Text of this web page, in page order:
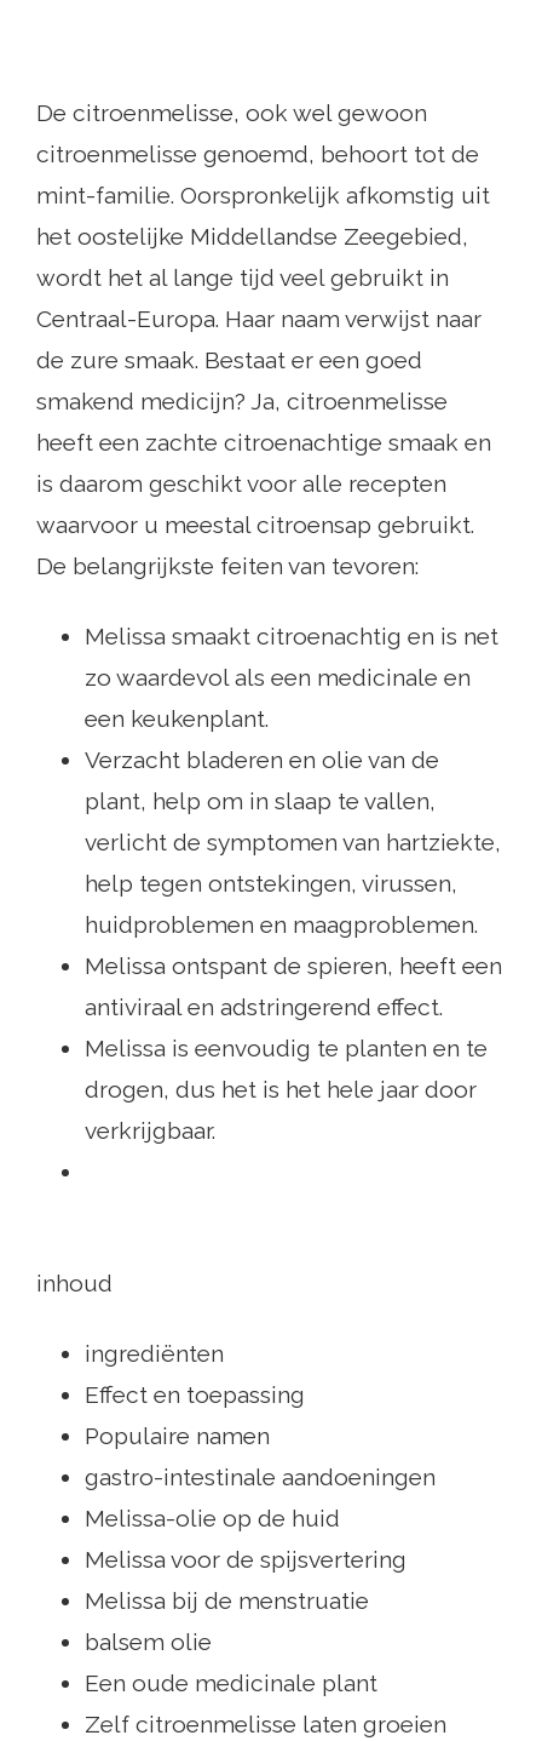
De citroenmelisse, ook wel gewoon
citroenmelisse genoemd, behoort tot de
mint-familie. Oorspronkelijk afkomstig uit
het oostelijke Middellandse Zeegebied,
wordt het al lange tijd veel gebruikt in
Centraal-Europa. Haar naam verwijst naar
de zure smaak. Bestaat er een goed
smakend medicijn? Ja, citroenmelisse
heeft een zachte citroenachtige smaak en
is daarom geschikt voor alle recepten
waarvoor u meestal citroensap gebruikt.
De belangrijkste feiten van tevoren:
Melissa smaakt citroenachtig en is net
zo waardevol als een medicinale en
een keukenplant.
Verzacht bladeren en olie van de
plant, help om in slaap te vallen,
verlicht de symptomen van hartziekte,
help tegen ontstekingen, virussen,
huidproblemen en maagproblemen.
Melissa ontspant de spieren, heeft een
antiviraal en adstringerend effect.
Melissa is eenvoudig te planten en te
drogen, dus het is het hele jaar door
verkrijgbaar.
inhoud
ingrediënten
Effect en toepassing
Populaire namen
gastro-intestinale aandoeningen
Melissa-olie op de huid
Melissa voor de spijsvertering
Melissa bij de menstruatie
balsem olie
Een oude medicinale plant
Zelf citroenmelisse laten groeien